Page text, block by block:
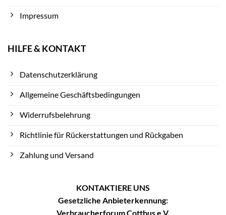
Impressum
HILFE & KONTAKT
Datenschutzerklärung
Allgemeine Geschäftsbedingungen
Widerrufsbelehrung
Richtlinie für Rückerstattungen und Rückgaben
Zahlung und Versand
KONTAKTIERE UNS
Gesetzliche Anbieterkennung:
Verbraucherforum Cottbus e.V.